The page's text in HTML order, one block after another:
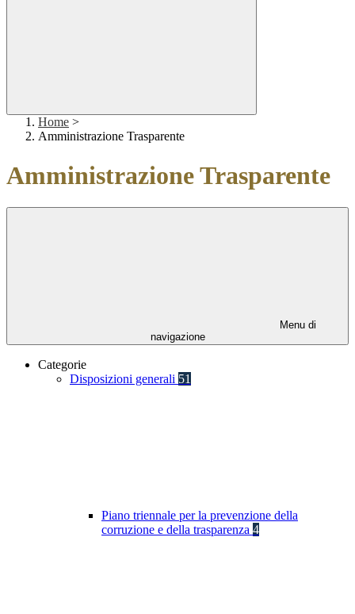
Home >
Amministrazione Trasparente
Amministrazione Trasparente
Menu di
navigazione
Categorie
Disposizioni generali 51
Piano triennale per la prevenzione della
corruzione e della trasparenza 4